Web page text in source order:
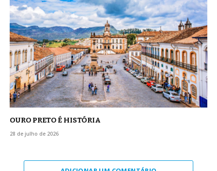
OURO PRETO É HISTÓRIA
28 de julho de 2026